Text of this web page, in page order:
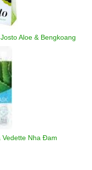
Aloe & Bengkoang
Nha Đam